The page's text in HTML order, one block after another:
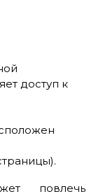
доступ к
повлечь